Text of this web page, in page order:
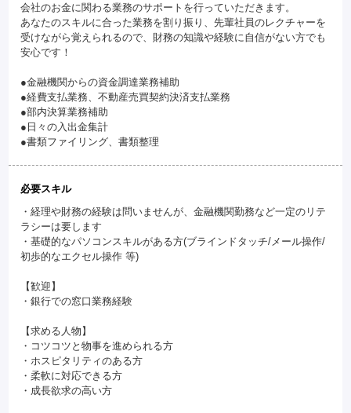
会社のお金に関わる業務のサポートを行っていただきます。
あなたのスキルに合った業務を割り振り、先輩社員のレクチャーを
受けながら覚えられるので、財務の知識や経験に自信がない方でも
安心です！
●金融機関からの資金調達業務補助
●経費支払業務、不動産売買契約決済支払業務
●部内決算業務補助
●日々の入出金集計
●書類ファイリング、書類整理
必要スキル
・経理や財務の経験は問いませんが、金融機関勤務など一定のリテ
ラシーは要します
・基礎的なパソコンスキルがある方(ブラインドタッチ/メール操作/
初歩的なエクセル操作 等)
【歓迎】
・銀行での窓口業務経験
【求める人物】
・コツコツと物事を進められる方
・ホスピタリティのある方
・柔軟に対応できる方
・成長欲求の高い方